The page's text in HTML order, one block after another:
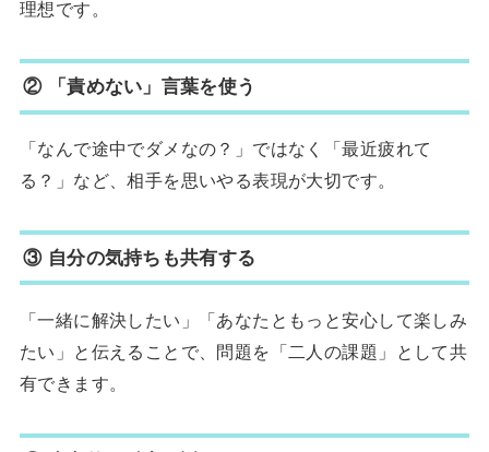
理想です。
② 「責めない」言葉を使う
「なんで途中でダメなの？」ではなく「最近疲れて
る？」など、相手を思いやる表現が大切です。
③ 自分の気持ちも共有する
「一緒に解決したい」「あなたともっと安心して楽しみ
たい」と伝えることで、問題を「二人の課題」として共
有できます。